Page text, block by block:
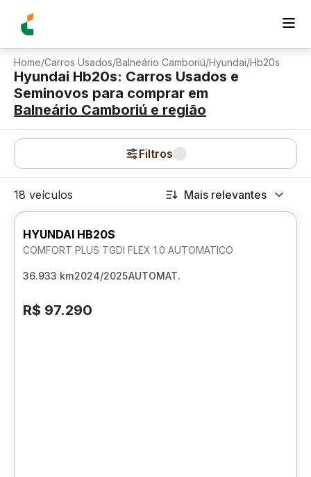
Home/Carros Usados/Balneário Camboriú/Hyundai/Hb20s
Hyundai Hb20s: Carros Usados e
Seminovos para comprar em
Balneário Camboriú e região
Filtros
18 veículos Mais relevantes
HYUNDAI HB20S
COMFORT PLUS TGDI FLEX 1.0 AUTOMATICO
36.933 km2024/2025AUTOMAT.
R$ 97.290